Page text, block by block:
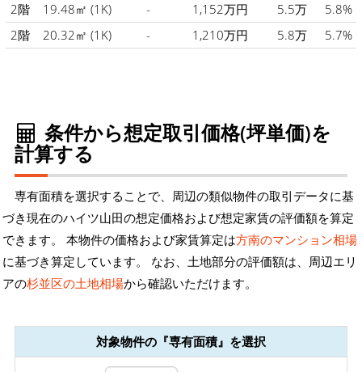
2階
19.48㎡ (1K) - 1,152万円 5.5万
5.8%
2階
20.32㎡ (1K) - 1,210万円 5.8万 5.7%
条件から想定取引価格(坪単価)を
計算する
専有面積を選択することで、周辺の類似物件の取引データに基
づき現在のハイツ山田の想定価格および想定家賃の評価額を算定
できます。 本物件の価格および家賃算定は方南のマンション相場
に基づき算定しています。 なお、土地部分の評価額は、周辺エリ
アの杉並区の土地相場から確認いただけます。
対象物件の『専有面積』を選択